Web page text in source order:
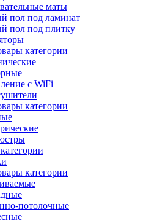
маты
пол под ламинат
пол под плитку
категории
с WiFi
категории
категории
потолочные